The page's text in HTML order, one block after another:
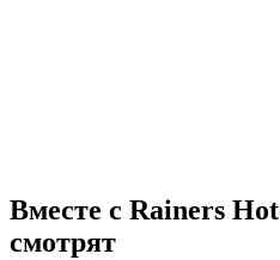
Вместе с Rainers
смотрят